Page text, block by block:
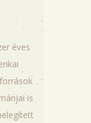
éves
is